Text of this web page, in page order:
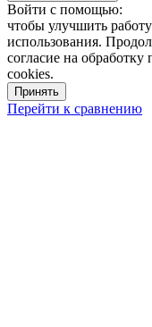
Войти с помощью:
чтобы улучшить
использования.
согласие на
cookies.
Принять
Перейти к сравнению